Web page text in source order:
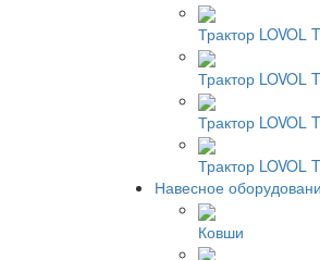
Трактор LOVOL
Трактор LOVOL
Трактор LOVOL
Трактор LOVOL
Навесное
Ковши